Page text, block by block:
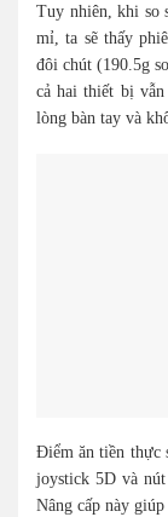
Tuy nhiên, khi so
mỉ, ta sẽ thấy
đôi chút (190.5g
cả hai thiết bị
lòng bàn tay và
Điểm ăn tiền thực
joystick 5D và
Nâng cấp này